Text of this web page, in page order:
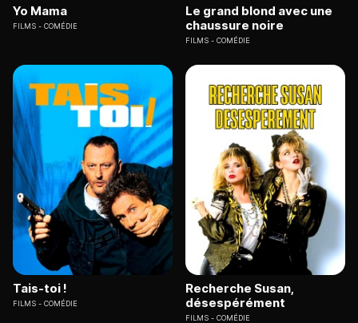
Yo Mama
FILMS COMÉDIE
Le grand blond avec une
chaussure noire
FILMS COMÉDIE
Tais-toi !
FILMS COMÉDIE
Recherche Susan,
désespérément
FILMS COMÉDIE